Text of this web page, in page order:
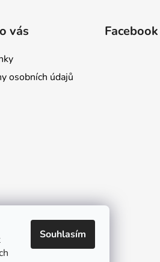
Souhlasím
vás
osobních údajů
Facebook